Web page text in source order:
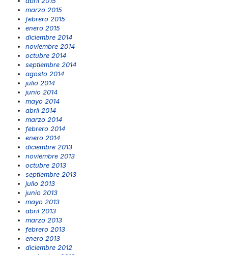
marzo 2015
febrero 2015
enero 2015
diciembre 2014
noviembre 2014
octubre 2014
septiembre 2014
agosto 2014
julio 2014
junio 2014
mayo 2014
abril 2014
marzo 2014
febrero 2014
enero 2014
diciembre 2013
noviembre 2013
octubre 2013
septiembre 2013
julio 2013
junio 2013
mayo 2013
abril 2013
marzo 2013
febrero 2013
enero 2013
diciembre 2012